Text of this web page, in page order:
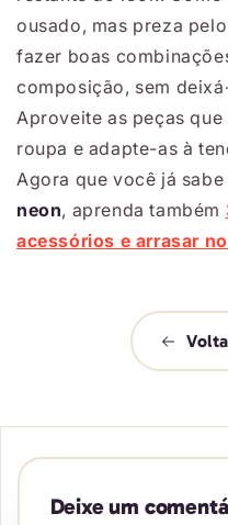
ousado, mas preza
fazer boas
composição, sem
Aproveite as peças
roupa e adapte-as à
Agora que você já
neon, aprenda também
acessórios e arrasar
Deixe um